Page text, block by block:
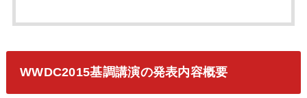
WWDC2015基調講演の発表内容概要